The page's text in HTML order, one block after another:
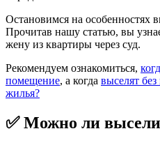
Остановимся на особенностях
Прочитав нашу статью, вы
жену из квартиры через суд.
Рекомендуем ознакомиться,
помещение, а когда выселят
жилья?
✅ Можно ли